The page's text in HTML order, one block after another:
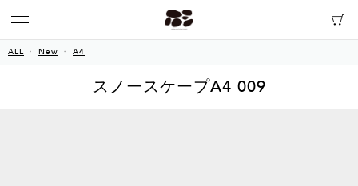
ALL New A4
スノースケープA4 009